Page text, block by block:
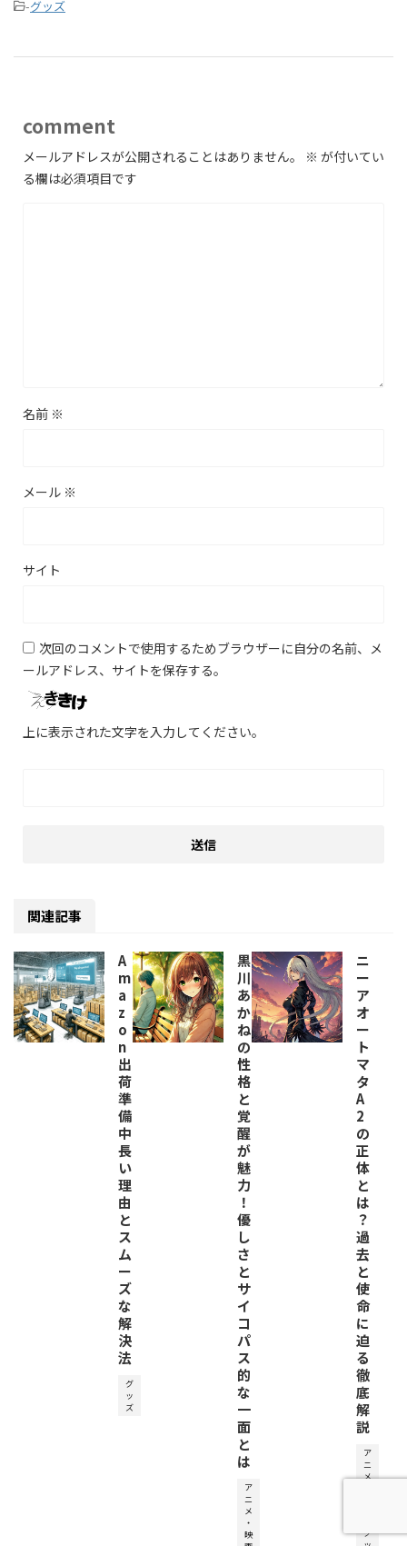
-グッズ
comment
メールアドレスが公開されることはありません。 ※ が付いてい
る欄は必須項目です
名前 ※
メール ※
サイト
次回のコメントで使用するためブラウザーに自分の名前、メ
ールアドレス、サイトを保存する。
上に表示された文字を入力してください。
関連記事
A
m
a
z
o
n
出
荷
準
備
中
長
い
理
由
と
ス
ム
ー
ズ
な
解
決
法
グ
ッ
ズ
黒
川
あ
か
ね
の
性
格
と
覚
醒
が
魅
力
！
優
し
さ
と
サ
イ
コ
パ
ス
的
な
一
面
と
は
ア
ニ
メ
・
映
ニ
ー
ア
オ
ー
ト
マ
タ
A
2
の
正
体
と
は
？
過
去
と
使
命
に
迫
る
徹
底
解
説
ア
ニ
メ
グ